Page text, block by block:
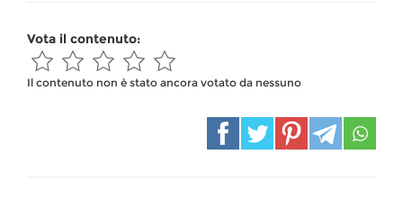
Vota il contenuto:
Il contenuto non è stato ancora votato da nessuno